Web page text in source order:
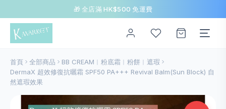
🎁 全店滿 HK$500 免運費
首頁 全部商品
BB CREAM︱粉底霜︱粉餅︱遮瑕
DermaX 超效修復抗曬霜 SPF50 PA+++ Revival Balm(Sun Block) 自
然遮瑕效果